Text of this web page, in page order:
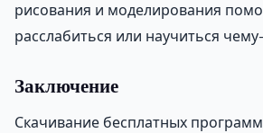
рисования и моделирования
расслабиться или научиться
Заключение
Скачивание бесплатных